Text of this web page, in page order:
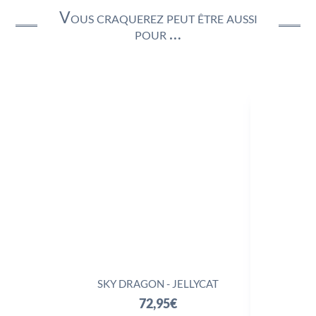
Vous craquerez peut être aussi
pour …
SKY DRAGON - JELLYCAT
72,95€